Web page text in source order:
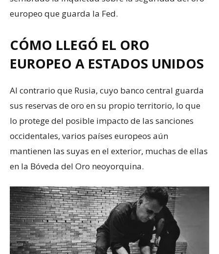
europeo que guarda la Fed.
CÓMO LLEGÓ EL ORO
EUROPEO A ESTADOS UNIDOS
Al contrario que Rusia, cuyo banco central guarda
sus reservas de oro en su propio territorio, lo que
lo protege del posible impacto de las sanciones
occidentales, varios países europeos aún
mantienen las suyas en el exterior, muchas de ellas
en la Bóveda del Oro neoyorquina.